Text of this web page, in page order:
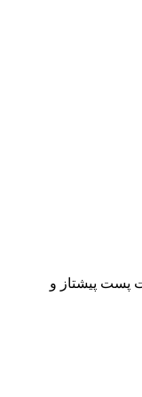
پست پیشتاز و